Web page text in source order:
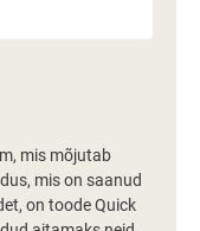
mis mõjutab
mis on saanud
on toode Quick